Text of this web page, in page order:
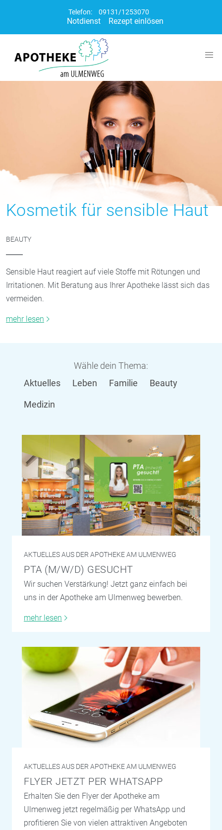
Telefon: 09131/1253070
Notdienst Rezept einlösen
Kosmetik für sensible Haut
BEAUTY
Sensible Haut reagiert auf viele Stoffe mit Rötungen und
Irritationen. Mit Beratung aus Ihrer Apotheke lässt sich das
vermeiden.
mehr lesen
Wähle dein Thema:
Aktuelles
Leben Familie Beauty
Medizin
AKTUELLES AUS DER APOTHEKE AM ULMENWEG
PTA (M/W/D) GESUCHT
Wir suchen Verstärkung! Jetzt ganz einfach bei
uns in der Apotheke am Ulmenweg bewerben.
mehr lesen
AKTUELLES AUS DER APOTHEKE AM ULMENWEG
FLYER JETZT PER WHATSAPP
Erhalten Sie den Flyer der Apotheke am
Ulmenweg jetzt regelmäßig per WhatsApp und
profitieren Sie von vielen attraktiven Angeboten